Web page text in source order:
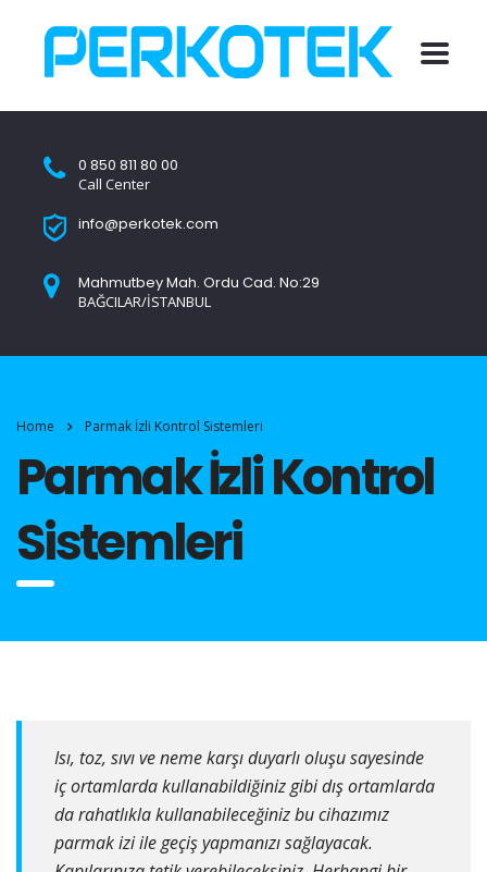
0 850 811 80 00
Call Center
info@perkotek.com
Mahmutbey Mah. Ordu Cad. No:29
BAĞCILAR/İSTANBUL
Home Parmak İzli Kontrol Sistemleri
Parmak İzli Kontrol
Sistemleri
Isı, toz, sıvı ve neme karşı duyarlı oluşu sayesinde
iç ortamlarda kullanabildiğiniz gibi dış ortamlarda
da rahatlıkla kullanabileceğiniz bu cihazımız
parmak izi ile geçiş yapmanızı sağlayacak.